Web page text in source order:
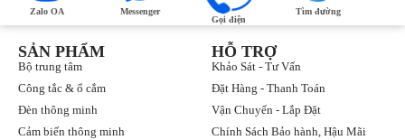
Zalo OA
Messenger
Gọi điện
Tìm đường
HỖ TRỢ
Khảo Sát - Tư Vấn
Đặt Hàng - Thanh Toán
Vận Chuyển - Lắp Đặt
Chính Sách Bảo hành, Hậu Mãi
SẢN PHẨM
Bộ trung tâm
Công tắc & ổ cắm
Đèn thông minh
Cảm biến thông minh